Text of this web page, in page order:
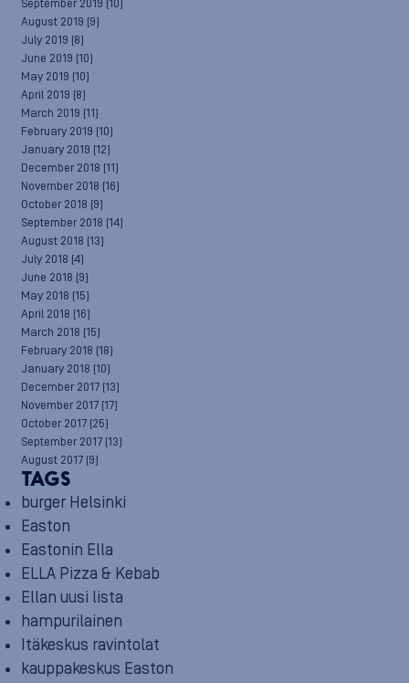
September 2019 (10)
August 2019 (9)
July 2019 (8)
June 2019 (10)
May 2019 (10)
April 2019 (8)
March 2019 (11)
February 2019 (10)
January 2019 (12)
December 2018 (11)
November 2018 (16)
October 2018 (9)
September 2018 (14)
August 2018 (13)
July 2018 (4)
June 2018 (9)
May 2018 (15)
April 2018 (16)
March 2018 (15)
February 2018 (18)
January 2018 (10)
December 2017 (13)
November 2017 (17)
October 2017 (25)
September 2017 (13)
August 2017 (9)
TAGS
burger Helsinki
Easton
Eastonin Ella
ELLA Pizza & Kebab
Ellan uusi lista
hampurilainen
Itäkeskus ravintolat
kauppakeskus Easton